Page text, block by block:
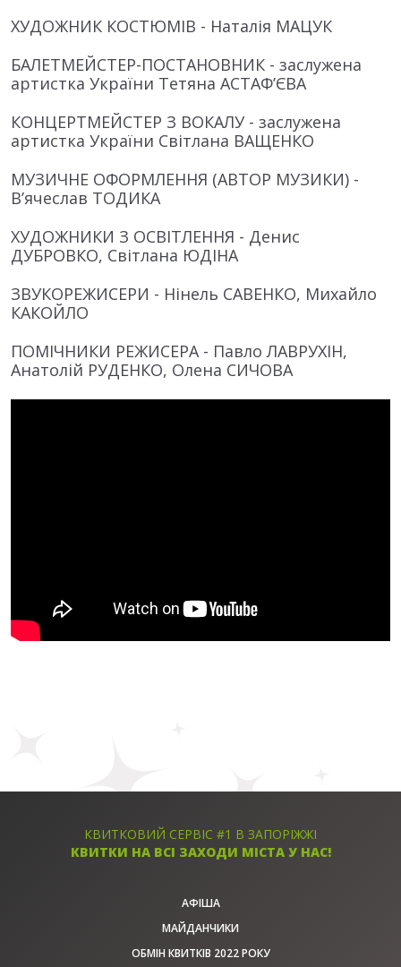
ХУДОЖНИК КОСТЮМІВ - Наталія МАЦУК
БАЛЕТМЕЙСТЕР-ПОСТАНОВНИК - заслужена
артистка України Тетяна АСТАФ’ЄВА
КОНЦЕРТМЕЙСТЕР З ВОКАЛУ - заслужена
артистка України Світлана ВАЩЕНКО
МУЗИЧНЕ ОФОРМЛЕННЯ (АВТОР МУЗИКИ) -
В’ячеслав ТОДИКА
ХУДОЖНИКИ З ОСВІТЛЕННЯ - Денис
ДУБРОВКО, Світлана ЮДІНА
ЗВУКОРЕЖИСЕРИ - Нінель САВЕНКО, Михайло
КАКОЙЛО
ПОМІЧНИКИ РЕЖИСЕРА - Павло ЛАВРУХІН,
Анатолій РУДЕНКО, Олена СИЧОВА
КВИТКОВИЙ СЕРВІС #1 В ЗАПОРІЖЖІ
КВИТКИ НА ВСІ ЗАХОДИ МІСТА У НАС!
АФІША
МАЙДАНЧИКИ
ОБМІН КВИТКІВ 2022 РОКУ